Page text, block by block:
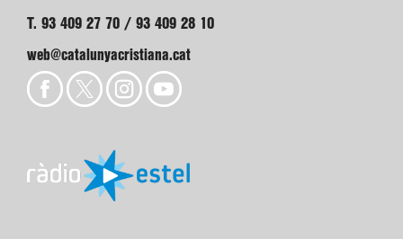
T. 93 409 27 70 / 93 409 28 10
web@catalunyacristiana.cat